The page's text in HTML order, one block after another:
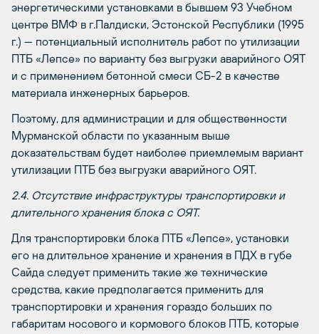
энергетическими установками в бывшем 93 Учебном
центре ВМФ в г.Палдиски, Эстонской Республики (1995
г.) — потенциальный исполнитель работ по утилизации
ПТБ «Лепсе» по варианту без выгрузки аварийного ОЯТ
и с применением бетонной смеси СБ-2 в качестве
материала инженерных барьеров.
Поэтому, для администрации и для общественности
Мурманской области по указанным выше
доказательствам будет наиболее приемлемым вариант
утилизации ПТБ без выгрузки аварийного ОЯТ.
2.4. Отсутствие инфраструктуры транспортировки и
длительного хранения блока с ОЯТ.
Для транспортировки блока ПТБ «Лепсе», установки
его на длительное хранение и хранения в ПДХ в губе
Сайда следует применить такие же технические
средства, какие предполагается применить для
транспортировки и хранения гораздо больших по
габаритам носового и кормового блоков ПТБ, которые